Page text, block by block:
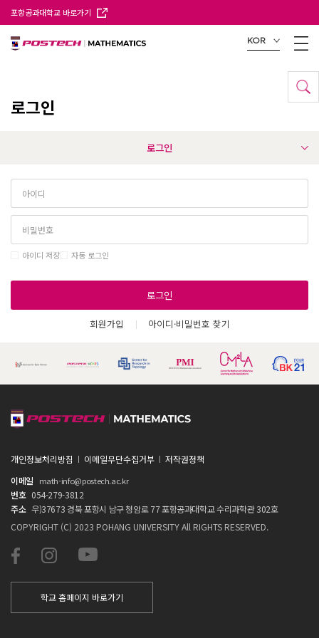
포항공과대학교 바로가기
KOR
로그인
로그인
아이디 저장 자동 로그인
로그인
회원가입 아이디·비밀번호 찾기
개인정보처리방침 이메일무단수집거부
저작권정책
이메일
math-info@postech.ac.kr
번호 054-279-3812
주소 우)37673 경북 포항시 남구 청암로 77 포항공과대학교 수리과학관 302호
COPYRIGHT (C) 2023 POHANG UNIVERSITY All RIGHTS RESERVED.
학교 홈페이지 바로가기